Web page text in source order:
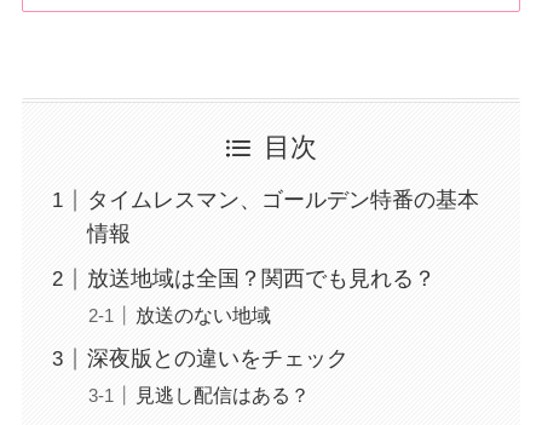
目次
タイムレスマン、ゴールデン特番の基本
情報
放送地域は全国？関西でも見れる？
放送のない地域
深夜版との違いをチェック
見逃し配信はある？